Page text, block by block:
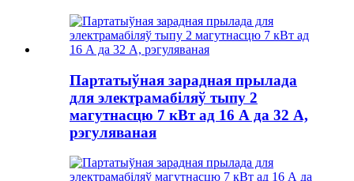
Партатыўная зарадная прылада
для электрамабіляў тыпу 2
магутнасцю 7 кВт ад 16 А да 32 А,
рэгуляваная